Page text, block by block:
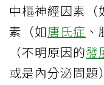
中樞神經因素（
素（如唐氏症
（不明原因的發
或是內分泌問題